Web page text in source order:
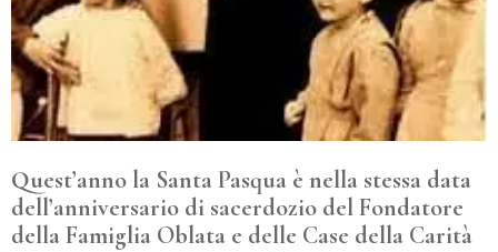
Quest’anno la Santa Pasqua è nella stessa data
dell’anniversario di sacerdozio del Fondatore
della Famiglia Oblata e delle Case della Carità